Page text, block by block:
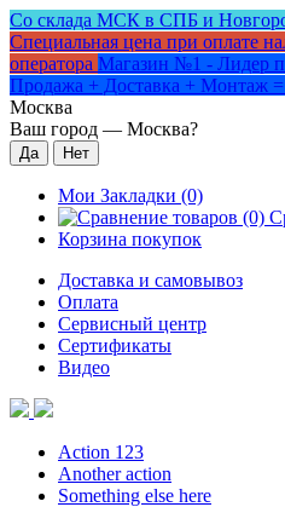
Со склада МСК в СПБ и
Специальная цена при оплате
оператора Магазин №1 - Лидер
Продажа + Доставка + Монтаж
Москва
Ваш город — Москва?
Мои Закладки (0)
Корзина покупок
Доставка и самовывоз
Оплата
Сервисный центр
Сертификаты
Видео
Action 123
Another action
Something else here